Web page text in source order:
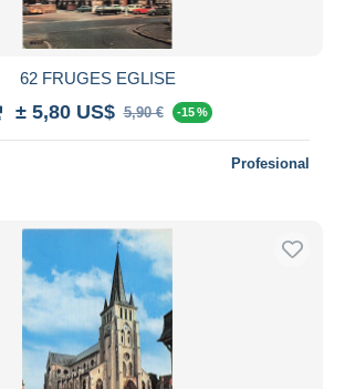
62 FRUGES EGLISE
± 5,80 US$ 5,90 € -15 %
Profesional